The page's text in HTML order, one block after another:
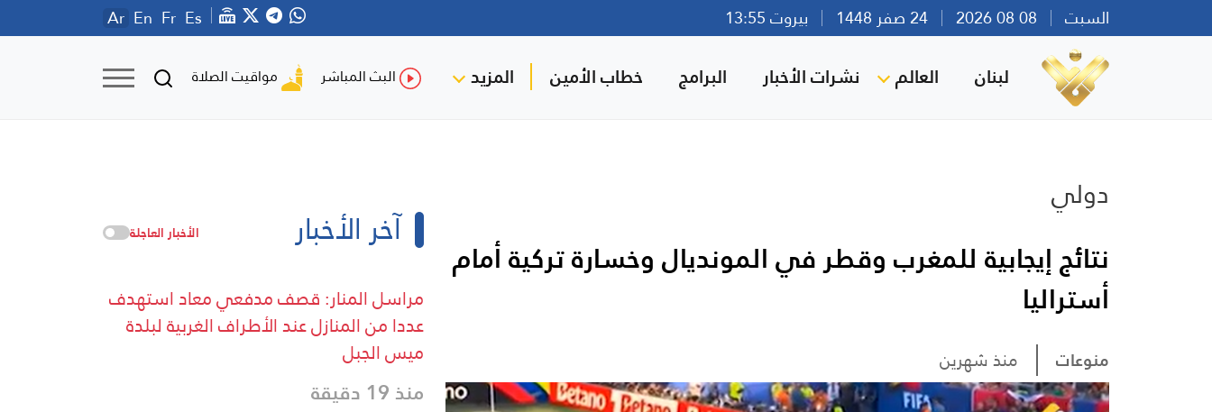
السبت بيروت 13:55 Ar En Fr Es
لبنان العالم نشرات الأخبار البرامج خطاب الأمين المزيد البث المباشر مواقيت الصلاة
دولي
نتائج إيجابية للمغرب وقطر في المونديال وخسارة تركية أمام
أستراليا
منوعات منذ شهرين
آخر الأخبار الأخبار العاجلة
مراسل المنار: قصف مدفعي معاد استهدف
عددا من المنازل عند الأطراف الغربية لبلدة
ميس الجبل
منذ 19 دقيقة